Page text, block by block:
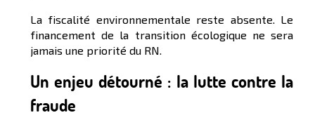
La fiscalité environnementale reste absente. Le
financement de la transition écologique ne sera
jamais une priorité du RN.
Un enjeu détourné : la lutte contre la
fraude